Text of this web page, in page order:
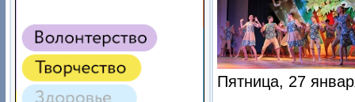
Пятница, 27